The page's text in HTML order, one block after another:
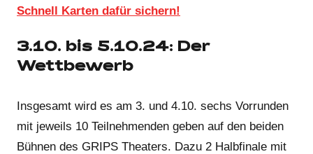
Schnell Karten dafür sichern!
3.10. bis 5.10.24: Der
Wettbewerb
Insgesamt wird es am 3. und 4.10. sechs Vorrunden
mit jeweils 10 Teilnehmenden geben auf den beiden
Bühnen des GRIPS Theaters. Dazu 2 Halbfinale mit